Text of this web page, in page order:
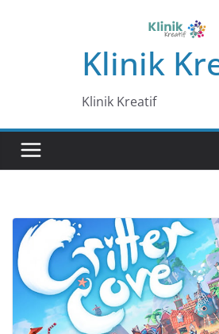
Klinik
Klinik Kreatif